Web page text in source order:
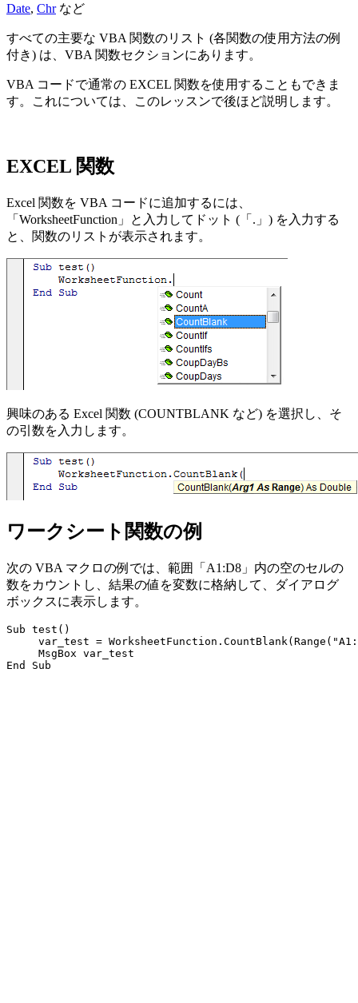
Date, Chrなど
すべての主要な VBA 関数のリスト (各関数の使用方法の例
付き) は、VBA 関数セクションにあります。
VBA コードで通常の EXCEL 関数を使用することもできま
す。これについては、このレッスンで後ほど説明します。
EXCEL 関数
Excel 関数を VBA コードに追加するには、
「WorksheetFunction」と入力してドット (「.」) を入力する
と、関数のリストが表示されます。
興味のある Excel 関数 (COUNTBLANK など) を選択し、そ
の引数を入力します。
ワークシート関数の例
次の VBA マクロの例では、範囲「A1:D8」内の空のセルの
数をカウントし、結果の値を変数に格納して、ダイアログ
ボックスに表示します。
Sub test()
var_test =
     MsgBox var_test